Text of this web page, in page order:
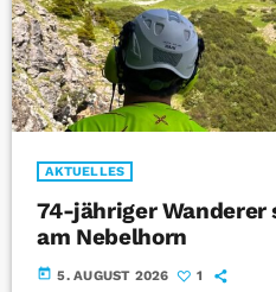
AKTUELLES
74-jähriger
am Nebelhorn
today 5. AUGUST 2026 1